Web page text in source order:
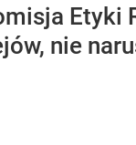
Etyki
nie